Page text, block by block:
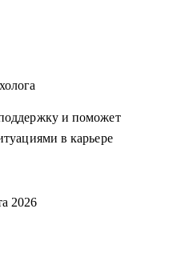
и поможет
в карьере
2026